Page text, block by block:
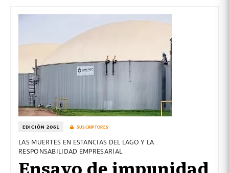
EDICIÓN 2061 SUSCRIPTORES
LAS MUERTES EN ESTANCIAS DEL LAGO Y LA
RESPONSABILIDAD EMPRESARIAL
Ensayo de impunidad